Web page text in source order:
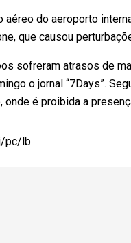
aéreo do aeroporto
que causou
sofreram atrasos de
o jornal “7Days”.
onde é proibida a
pc/lb